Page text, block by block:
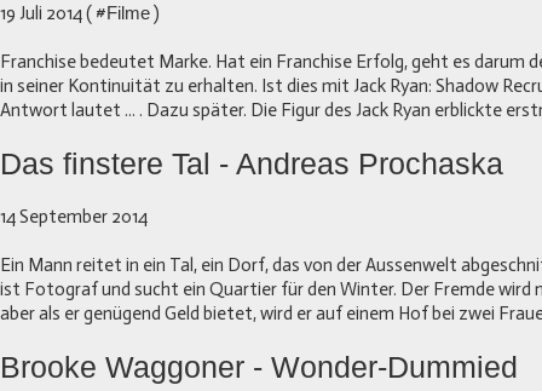
19 Juli 2014 ( #Filme)
Franchise bedeutet Marke. Hat ein Franchise Erfolg, geht es darum
in seiner Kontinuität zu erhalten. Ist dies mit Jack Ryan: Shadow
Antwort lautet ... . Dazu später. Die Figur des Jack Ryan erblickte
Das finstere Tal - Andreas Prochaska
14 September 2014
Ein Mann reitet in ein Tal, ein Dorf, das von der Aussenwelt
ist Fotograf und sucht ein Quartier für den Winter. Der Fremde wird
aber als er genügend Geld bietet, wird er auf einem Hof bei zwei
Brooke Waggoner - Wonder-Dummied